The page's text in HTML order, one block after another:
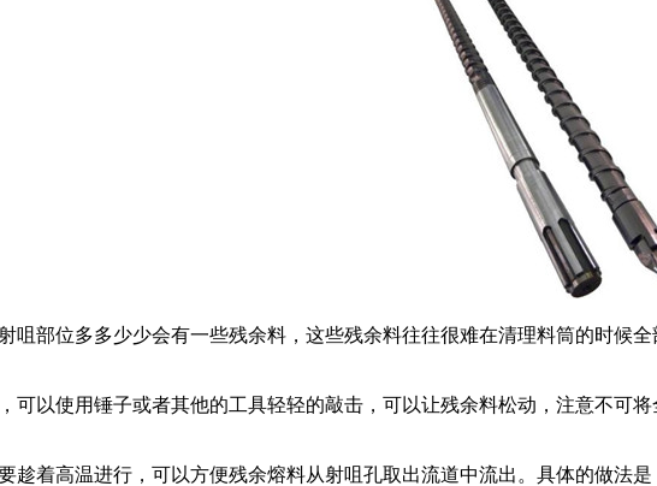
部位多多少少会有一些残余料，这些残余料往往很难在清理料筒的时候
以使用锤子或者其他的工具轻轻的敲击，可以让残余料松动，注意不可将
着高温进行，可以方便残余熔料从射咀孔取出流道中流出。具体的做法